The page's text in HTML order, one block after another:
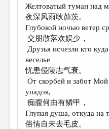
Желтоватый туман над
夜深风雨耿茆茨。
Глубокой ночью ветер
交朋散落欢娱少，
Друзья исчезли кто
веселье
忧患侵陵志气衰。
От скорбей и забот
упадок,
痴腹何由有鳞甲，
Глупая душа, откуда на
俗情自未去毛皮。